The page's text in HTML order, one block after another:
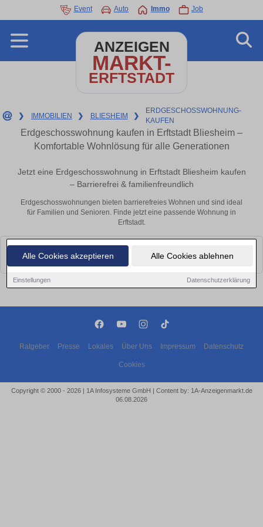
Alle Cookies akzeptieren Alle Cookies ablehnen
Einstellungen Datenschutzerklärung
Event Auto Immo Job
ANZEIGEN
MARKT-
ERFTSTADT
❯ IMMOBILIEN ❯ BLIESHEIM ❯
ERDGESCHOSSWOHNUNG-
KAUFEN
Erdgeschosswohnung kaufen in Erftstadt Bliesheim –
Komfortable Wohnlösung für alle Generationen
Jetzt eine Erdgeschosswohnung in Erftstadt Bliesheim kaufen
– Barrierefrei & familienfreundlich
Erdgeschosswohnungen bieten barrierefreies Wohnen und sind ideal
für Familien und Senioren. Finde jetzt eine passende Wohnung in
Erftstadt.
Leider konnten wir derzeit keine passenden Objekte finden. Schauen Sie
bald wieder vorbei!
Ratgeber Presse Lokales Über Uns Impressum Datenschutz
Cookies
Copyright © 2000 - 2026 | 1A Infosysteme GmbH | Content by: 1A-Anzeigenmarkt.de
06.08.2026